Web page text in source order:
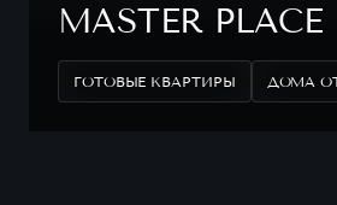
MASTER PLACE
ГОТОВЫЕ КВАРТИРЫ ДОМА